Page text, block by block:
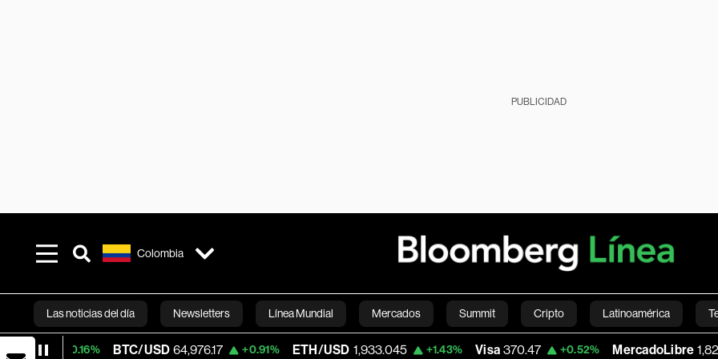
PUBLICIDAD
Colombia
Las noticias del día Newsletters Línea Mundial Mercados Summit Cripto Latinoamérica
Bloomberg Green Economía Estilo de vida Mundo Videos
BTC/USD 64,976.17 +0.91% ETH/USD 1,933.045 +1.43% Visa 370.47 +0.52% MercadoLibre 1,824.26 -